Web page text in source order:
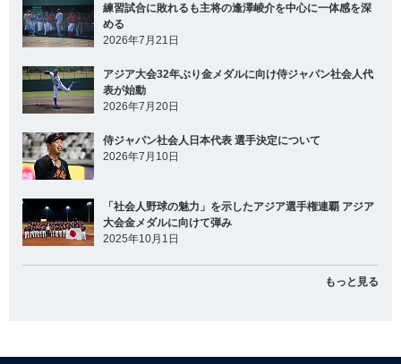
練習試合に敗れるも主将の逢澤崚介を中心に一体感を深
める
2026年7月21日
アジア大会32年ぶり金メダルに向け侍ジャパン社会人代
表が始動
2026年7月20日
侍ジャパン社会人日本代表 選手決定について
2026年7月10日
「社会人野球の魅力」を示したアジア選手権連覇 アジア
大会金メダルに向けて弾み
2025年10月1日
もっと見る